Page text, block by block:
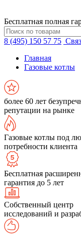
Бесплатная полная
8 (495) 150 57 75
Главная
Газовые котлы
более 60 лет
репутации на рынке
Газовые котлы под
потребности клиента
Бесплатная
гарантия до 5 лет
Собственный центр
исследований и